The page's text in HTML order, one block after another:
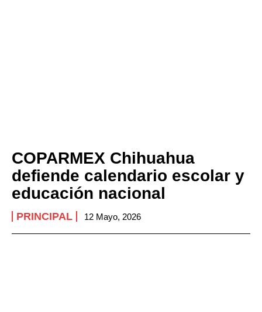
COPARMEX Chihuahua
defiende calendario escolar y
educación nacional
PRINCIPAL 12 Mayo, 2026